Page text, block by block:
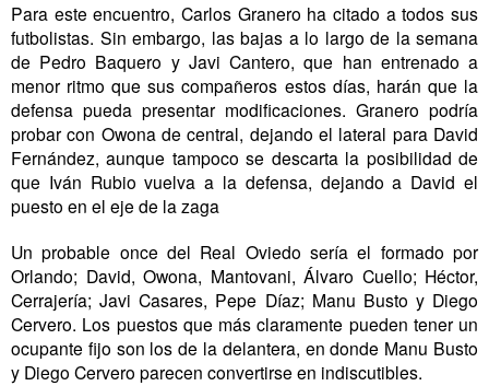
Para este encuentro, Carlos Granero ha citado a todos sus
futbolistas. Sin embargo, las bajas a lo largo de la semana
de Pedro Baquero y Javi Cantero, que han entrenado a
menor ritmo que sus compañeros estos días, harán que la
defensa pueda presentar modificaciones. Granero podría
probar con Owona de central, dejando el lateral para David
Fernández, aunque tampoco se descarta la posibilidad de
que Iván Rubio vuelva a la defensa, dejando a David el
puesto en el eje de la zaga
Un probable once del Real Oviedo sería el formado por
Orlando; David, Owona, Mantovani, Álvaro Cuello; Héctor,
Cerrajería; Javi Casares, Pepe Díaz; Manu Busto y Diego
Cervero. Los puestos que más claramente pueden tener un
ocupante fijo son los de la delantera, en donde Manu Busto
y Diego Cervero parecen convertirse en indiscutibles.